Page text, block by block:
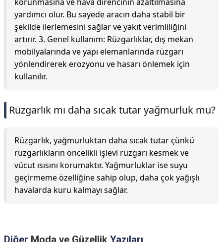
yardımcı olur. Bu sayede aracın daha stabil bir
şekilde ilerlemesini sağlar ve yakıt verimliliğini
artırır. 3. Genel kullanım: Rüzgarlıklar, dış mekan
mobilyalarında ve yapı elemanlarında rüzgarı
yönlendirerek erozyonu ve hasarı önlemek için
kullanılır.
Rüzgarlık mı daha sıcak tutar yağmurluk mu?
Rüzgarlık, yağmurluktan daha sıcak tutar çünkü
rüzgarlıkların öncelikli işlevi rüzgarı kesmek ve
vücut ısısını korumaktır. Yağmurluklar ise suyu
geçirmeme özelliğine sahip olup, daha çok yağışlı
havalarda kuru kalmayı sağlar.
Diğer Moda ve Güzellik Yazıları